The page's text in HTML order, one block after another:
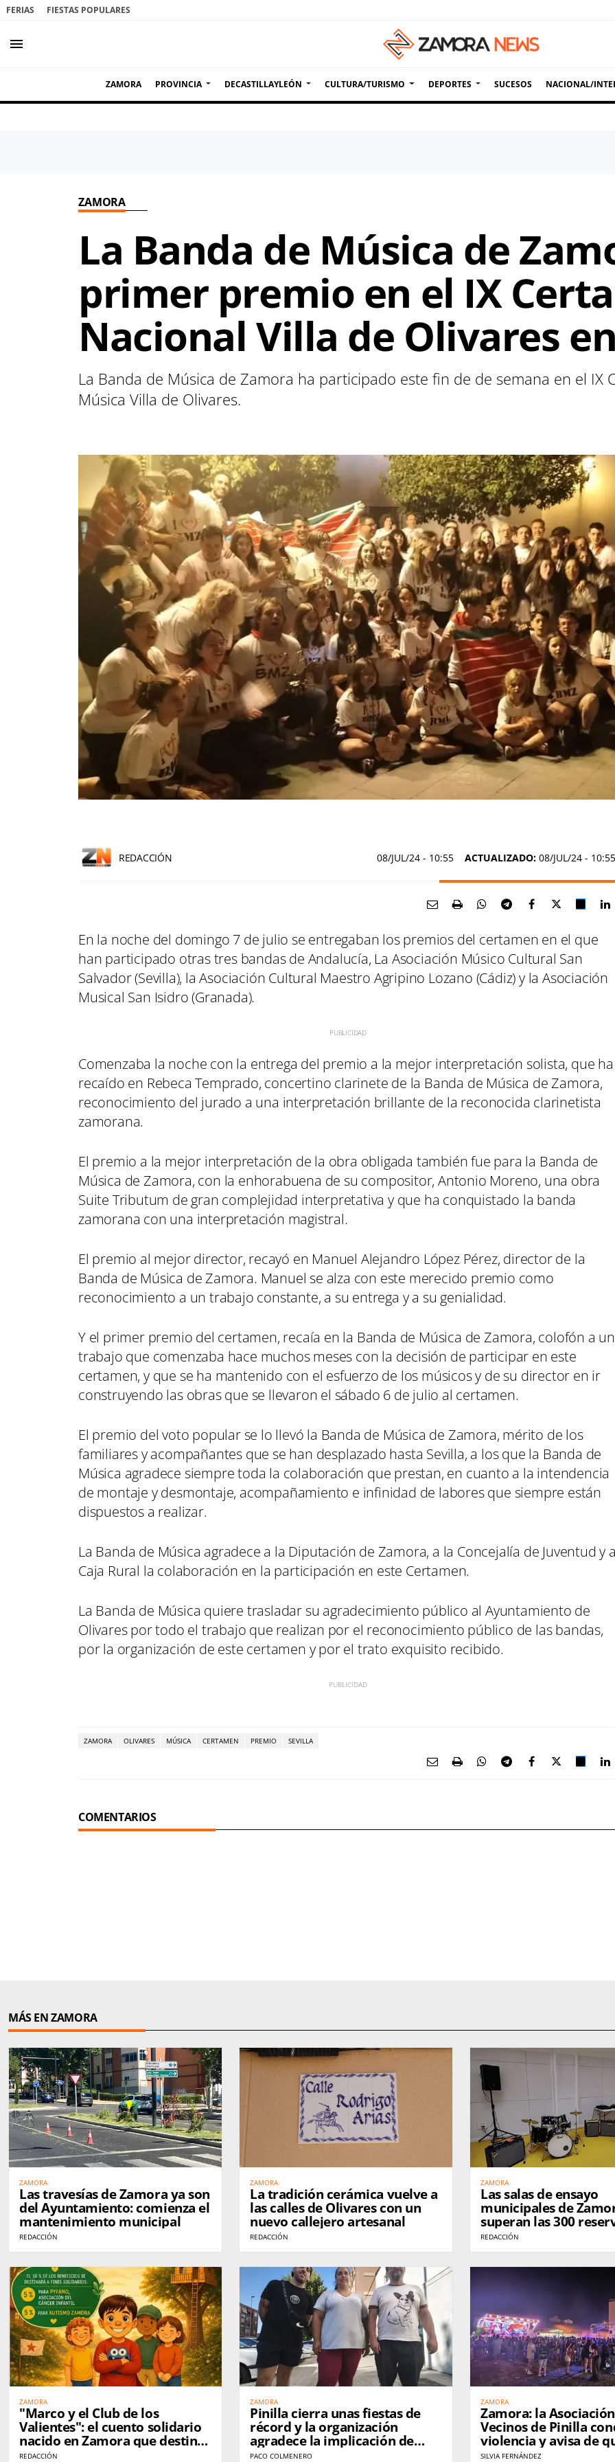
FERIAS FIESTAS POPULARES
menu
ZAMORA PROVINCIA DECASTILLAYLEÓN CULTURA/TURISMO DEPORTES SUCESOS NACIONAL/
ZAMORA
La Banda de Música de
primer premio en el IX
Nacional Villa de Olivares
La Banda de Música de Zamora ha participado este fin de de semana en el IX
Música Villa de Olivares.
REDACCIÓN 08/JUL/24 - 10:55 ACTUALIZADO: 08/JUL/24 - 10:55
En la noche del domingo 7 de julio se entregaban los premios del certamen en el que
han participado otras tres bandas de Andalucía, La Asociación Músico Cultural San
Salvador (Sevilla), la Asociación Cultural Maestro Agripino Lozano (Cádiz) y la Asociación
Musical San Isidro (Granada).
Comenzaba la noche con la entrega del premio a la mejor interpretación solista, que ha
recaído en Rebeca Temprado, concertino clarinete de la Banda de Música de Zamora,
reconocimiento del jurado a una interpretación brillante de la reconocida clarinetista
zamorana.
El premio a la mejor interpretación de la obra obligada también fue para la Banda de
Música de Zamora, con la enhorabuena de su compositor, Antonio Moreno, una obra
Suite Tributum de gran complejidad interpretativa y que ha conquistado la banda
zamorana con una interpretación magistral.
El premio al mejor director, recayó en Manuel Alejandro López Pérez, director de la
Banda de Música de Zamora. Manuel se alza con este merecido premio como
reconocimiento a un trabajo constante, a su entrega y a su genialidad.
Y el primer premio del certamen, recaía en la Banda de Música de Zamora, colofón a un
trabajo que comenzaba hace muchos meses con la decisión de participar en este
certamen, y que se ha mantenido con el esfuerzo de los músicos y de su director en ir
construyendo las obras que se llevaron el sábado 6 de julio al certamen.
El premio del voto popular se lo llevó la Banda de Música de Zamora, mérito de los
familiares y acompañantes que se han desplazado hasta Sevilla, a los que la Banda de
Música agradece siempre toda la colaboración que prestan, en cuanto a la intendencia
de montaje y desmontaje, acompañamiento e infinidad de labores que siempre están
dispuestos a realizar.
La Banda de Música agradece a la Diputación de Zamora, a la Concejalía de Juventud y
Caja Rural la colaboración en la participación en este Certamen.
La Banda de Música quiere trasladar su agradecimiento público al Ayuntamiento de
Olivares por todo el trabajo que realizan por el reconocimiento público de las bandas,
por la organización de este certamen y por el trato exquisito recibido.
ZAMORA OLIVARES MÚSICA CERTAMEN PREMIO SEVILLA
COMENTARIOS
MÁS EN ZAMORA
ZAMORA
Las travesías de Zamora ya son
del Ayuntamiento: comienza el
mantenimiento municipal
REDACCIÓN
ZAMORA
La tradición cerámica vuelve a
las calles de Olivares con un
nuevo callejero artesanal
REDACCIÓN
ZAMORA
Las salas de ensayo
municipales de
superan las 300
su apertura
REDACCIÓN
ZAMORA
"Marco y el Club de los
Valientes": el cuento solidario
nacido en Zamora que destina
parte de sus beneficios a
REDACCIÓN
ZAMORA
Pinilla cierra unas fiestas de
récord y la organización
agradece la implicación de
vecinos y visitantes
PACO COLMENERO
ZAMORA
Zamora: la
Vecinos de Pinilla
violencia y avisa de
replanteará sus
SILVIA FERNÁNDEZ